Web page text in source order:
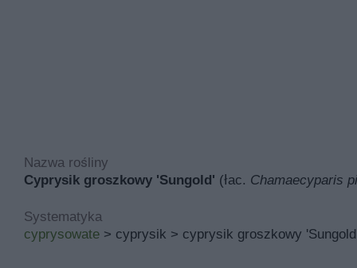
Nazwa rośliny
Cyprysik groszkowy 'Sungold' (łac. Chamaecyparis
Systematyka
cyprysowate > cyprysik > cyprysik groszkowy